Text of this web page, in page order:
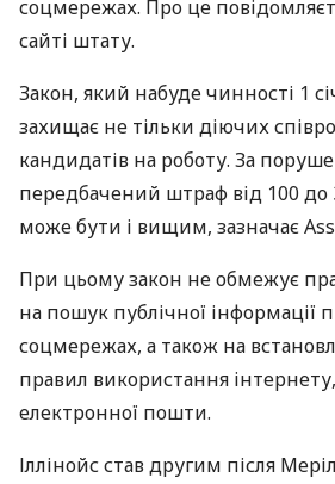
соцмережах. Про це
сайті штату.
Закон, який набуде чинності 1
захищає не тільки діючих
кандидатів на роботу. За
передбачений штраф від 100 до
може бути і вищим, зазначає
При цьому закон не обмежує
на пошук публічної інформації
соцмережах, а також на
правил використання
електронної пошти.
Іллінойс став другим після